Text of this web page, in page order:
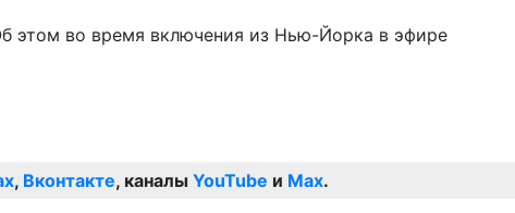
этом во время включения из Нью-Йорка в эфире
, Вконтакте, каналы YouTube и Max.